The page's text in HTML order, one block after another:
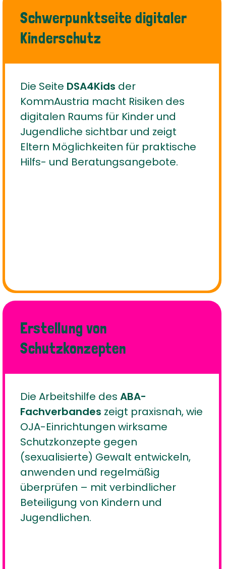
Schwerpunktseite digitaler
Kinderschutz
Die Seite DSA4Kids der
KommAustria macht Risiken des
digitalen Raums für Kinder und
Jugendliche sichtbar und zeigt
Eltern Möglichkeiten für praktische
Hilfs- und Beratungsangebote.
Erstellung von
Schutzkonzepten
Die Arbeitshilfe des ABA-
Fachverbandes zeigt praxisnah, wie
OJA-Einrichtungen wirksame
Schutzkonzepte gegen
(sexualisierte) Gewalt entwickeln,
anwenden und regelmäßig
überprüfen – mit verbindlicher
Beteiligung von Kindern und
Jugendlichen.